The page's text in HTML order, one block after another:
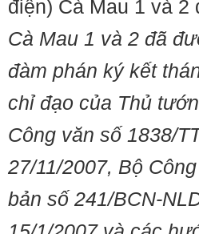
điện) Cà Mau 1 và 2
Cà Mau 1 và 2 đã
đàm phán ký kết
chỉ đạo của Thủ
Công văn số 1838/
27/11/2007, Bộ
bản số 241/BCN-